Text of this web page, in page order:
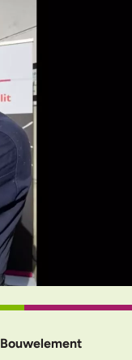
Bouwelement